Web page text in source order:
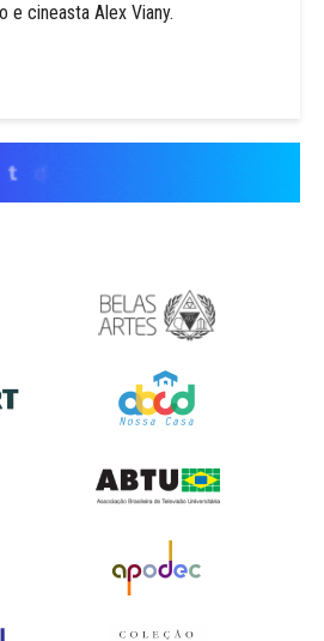
e cineasta Alex Viany.